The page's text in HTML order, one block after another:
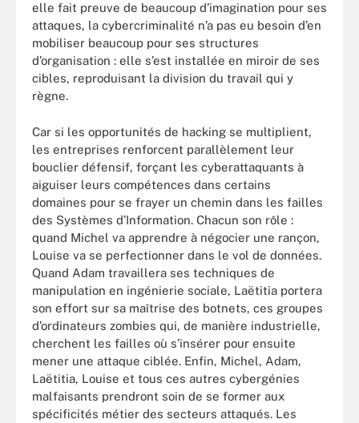
elle fait preuve de beaucoup d’imagination pour ses
attaques, la cybercriminalité n’a pas eu besoin d’en
mobiliser beaucoup pour ses structures
d’organisation : elle s’est installée en miroir de ses
cibles, reproduisant la division du travail qui y
règne.
Car si les opportunités de hacking se multiplient,
les entreprises renforcent parallèlement leur
bouclier défensif, forçant les cyberattaquants à
aiguiser leurs compétences dans certains
domaines pour se frayer un chemin dans les failles
des Systèmes d’Information. Chacun son rôle :
quand Michel va apprendre à négocier une rançon,
Louise va se perfectionner dans le vol de données.
Quand Adam travaillera ses techniques de
manipulation en ingénierie sociale, Laëtitia portera
son effort sur sa maîtrise des botnets, ces groupes
d’ordinateurs zombies qui, de manière industrielle,
cherchent les failles où s’insérer pour ensuite
mener une attaque ciblée. Enfin, Michel, Adam,
Laëtitia, Louise et tous ces autres cybergénies
malfaisants prendront soin de se former aux
spécificités métier des secteurs attaqués. Les